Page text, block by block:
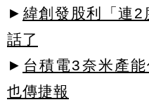
► 緯創發股利「連2
話了
► 台積電3奈米產
也傳捷報